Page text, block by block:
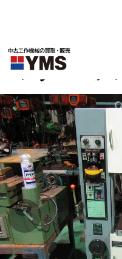
鋼材切断機
コンターマシン